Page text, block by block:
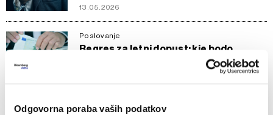
Odgovorna poraba vaših podatkov
13.05.2026
Poslovanje
Regres za letni dopust: kje bodo